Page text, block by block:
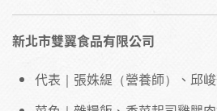
新北市雙翼食品有限公司
代表｜張姝緹（營養師）、邱峻